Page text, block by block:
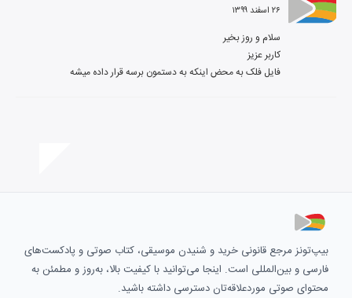
۲۶ اسفند ۱۳۹۹
فایل فلک به محض اینکه به دستمون برسه قرار داده میشه
بیپ‌تونز مرجع قانونی خرید و شنیدن موسیقی، کتاب صوتی و پادکست‌های
فارسی و بین‌المللی است. اینجا می‌توانید با کیفیت بالا، به‌روز و مطمئن به
محتوای صوتی موردعلاقه‌تان دسترسی داشته باشید.